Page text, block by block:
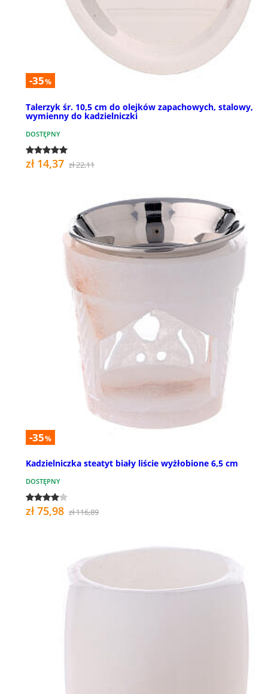
-35%
Talerzyk śr. 10,5 cm do olejków zapachowych, stalowy,
wymienny do kadzielniczki
DOSTĘPNY
zł 14,37 zł 22,11
-35%
Kadzielniczka steatyt biały liście wyżłobione 6,5 cm
DOSTĘPNY
zł 75,98 zł 116,89